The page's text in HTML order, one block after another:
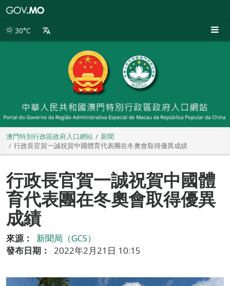
別
30°C
澳門特別行政區政府入口網站
新聞
行政長官賀一誠祝賀中國體育代表團在冬奧會取得優異成績
行政長官賀一誠祝賀中國體
育代表團在冬奧會取得優異
成績
來源：
新聞局（GCS）
發布日期：
2022年2月21日 10:15